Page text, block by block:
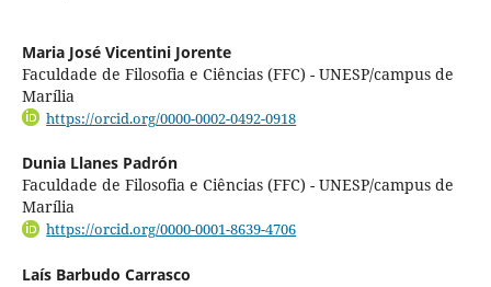
Maria José Vicentini Jorente
Faculdade de Filosofia e Ciências (FFC) - UNESP/campus de
Marília
https://orcid.org/0000-0002-0492-0918
Dunia Llanes Padrón
Faculdade de Filosofia e Ciências (FFC) - UNESP/campus de
Marília
https://orcid.org/0000-0001-8639-4706
Laís Barbudo Carrasco